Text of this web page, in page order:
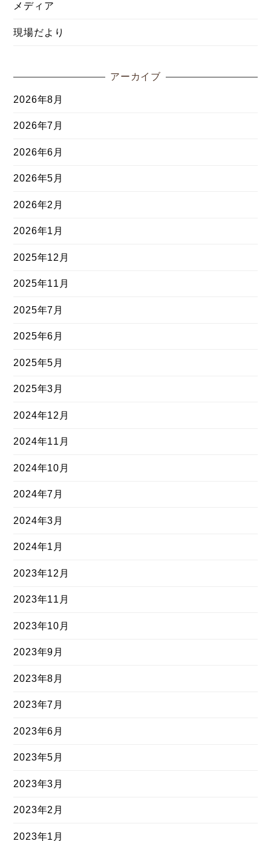
メディア
現場だより
アーカイブ
2026年8月
2026年7月
2026年6月
2026年5月
2026年2月
2026年1月
2025年12月
2025年11月
2025年7月
2025年6月
2025年5月
2025年3月
2024年12月
2024年11月
2024年10月
2024年7月
2024年3月
2024年1月
2023年12月
2023年11月
2023年10月
2023年9月
2023年8月
2023年7月
2023年6月
2023年5月
2023年3月
2023年2月
2023年1月